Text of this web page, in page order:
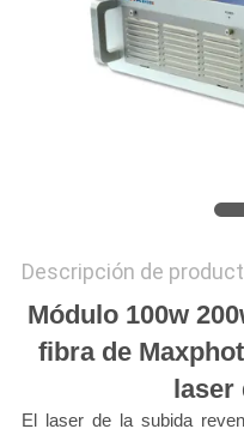
MAPA
Descripción de
Módulo 100w
fibra de
El laser de la subida